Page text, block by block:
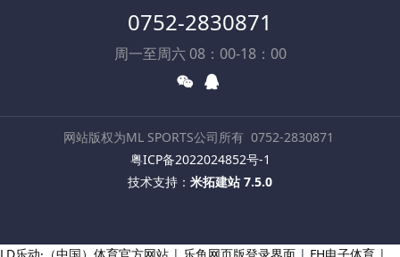
0752-2830871
周一至周六 08：00-18：00
网站版权为ML SPORTS公司所有 0752-2830871
粤ICP备2022024852号-1
技术支持： 米拓建站 7.5.0